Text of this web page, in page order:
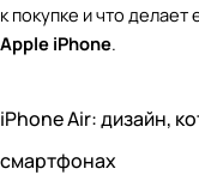
к покупке и что
Apple iPhone.
iPhone Air: дизайн,
смартфонах